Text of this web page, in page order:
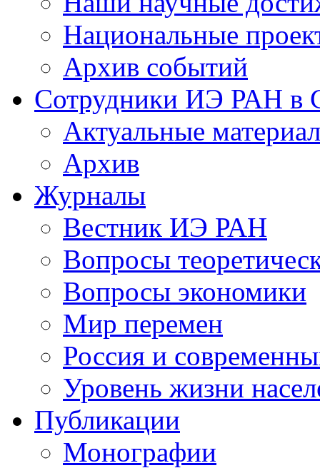
Национальные
Архив событий
Сотрудники ИЭ РАН
Актуальные
Архив
Журналы
Вестник ИЭ РАН
Вопросы
Вопросы экономики
Мир перемен
Россия и
Уровень жизни
Публикации
Монографии